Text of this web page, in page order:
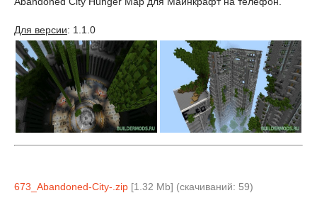
Для версии: 1.1.0
673_Abandoned-City-.zip [1.32 Mb] (cкачиваний: 59)